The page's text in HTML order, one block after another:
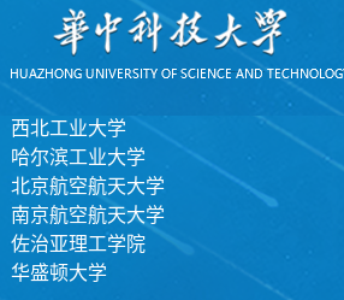
西北工业大学
哈尔滨工业大学
北京航空航天大学
南京航空航天大学
佐治亚理工学院
华盛顿大学